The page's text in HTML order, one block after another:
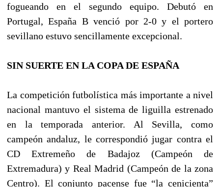
fogueando en el segundo equipo. Debutó en
Portugal, España B venció por 2-0 y el portero
sevillano estuvo sencillamente excepcional.
SIN SUERTE EN LA COPA DE ESPAÑA
La competición futbolística más importante a nivel
nacional mantuvo el sistema de liguilla estrenado
en la temporada anterior. Al Sevilla, como
campeón andaluz, le correspondió jugar contra el
CD Extremeño de Badajoz (Campeón de
Extremadura) y Real Madrid (Campeón de la zona
Centro). El conjunto pacense fue “la cenicienta”